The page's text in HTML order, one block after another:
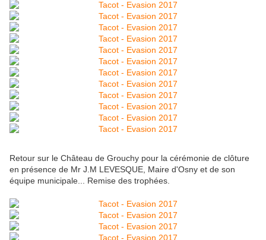
Retour sur le Château de Grouchy pour la cérémonie de clôture
en présence de Mr J.M LEVESQUE, Maire d'Osny et de son
équipe municipale... Remise des trophées.